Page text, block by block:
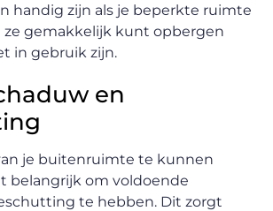
handig zijn als je beperkte ruimte
ze gemakkelijk kunt opbergen
in gebruik zijn.
en
je buitenruimte te kunnen
belangrijk om voldoende
te hebben. Dit zorgt